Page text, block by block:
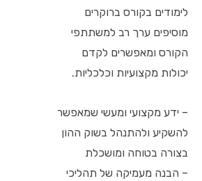
לימודים בקורס ברוקרים
מוסיפים ערך רב למשתתפי
הקורס ומאפשרים לקדם
יכולות מקצועיות וכלכליות.
– ידע מקצועי ומעשי שמאפשר
להשקיע ולהתנהל בשוק ההון
בצורה בטוחה ומושכלת
– הבנה מעמיקה של תהליכי